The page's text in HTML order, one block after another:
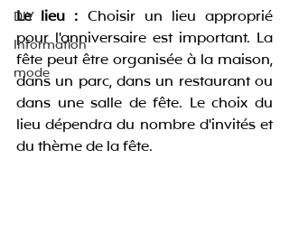
DIY
Information
mode
Le lieu : Choisir un lieu approprié
pour l'anniversaire est important. La
fête peut être organisée à la maison,
dans un parc, dans un restaurant ou
dans une salle de fête. Le choix du
lieu dépendra du nombre d'invités et
du thème de la fête.